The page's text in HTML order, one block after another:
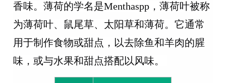
香味。薄荷的学名是Menthaspp，薄荷叶被称
为薄荷叶、鼠尾草、太阳草和薄荷。它通常
用于制作食物或甜点，以去除鱼和羊肉的腥
味，或与水果和甜点搭配以风味。